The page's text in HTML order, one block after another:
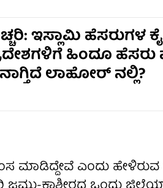
ಇಸ್ಲಾಮಿ ಹೆಸರುಗಳ
ಹಿಂದೂ
ಲಾಹೋರ್ ನಲ್ಲಿ?
ಮಾಡಿದ್ದೇವೆ ಎಂದು ಹೇಳಿರುವ